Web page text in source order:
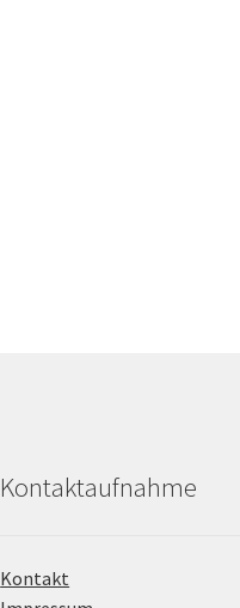
Kontaktaufnahme
Kontakt